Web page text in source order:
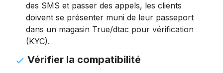
des SMS et passer des appels, les clients
doivent se présenter muni de leur passeport
dans un magasin True/dtac pour vérification
(KYC).
Vérifier la compatibilité